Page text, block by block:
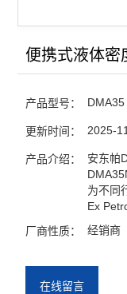
便携式液体密
产品型号： DMA35
更新时间： 2025-
产品介绍：
安东帕
为不同
Ex
厂商性质： 经销商
在线留言